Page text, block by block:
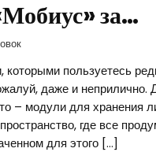
за…
которыми пользуетесь
даже и
– модули для хранения
где все
для этого […]